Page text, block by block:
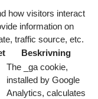
how visitors interact
information on
traffic source, etc.
Beskrivning
The _ga cookie,
installed by Google
Analytics, calculates